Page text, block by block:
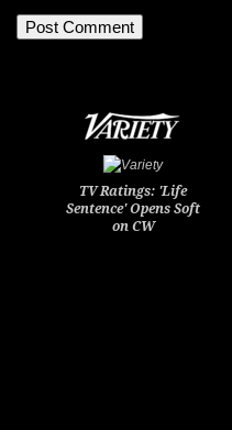
TV Ratings: 'Life
Sentence' Opens Soft
on CW